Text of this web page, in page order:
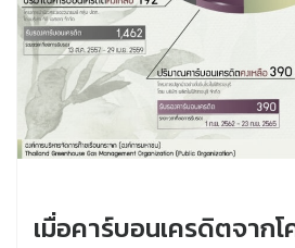
เมื่อคาร์บอนเครดิตจาก